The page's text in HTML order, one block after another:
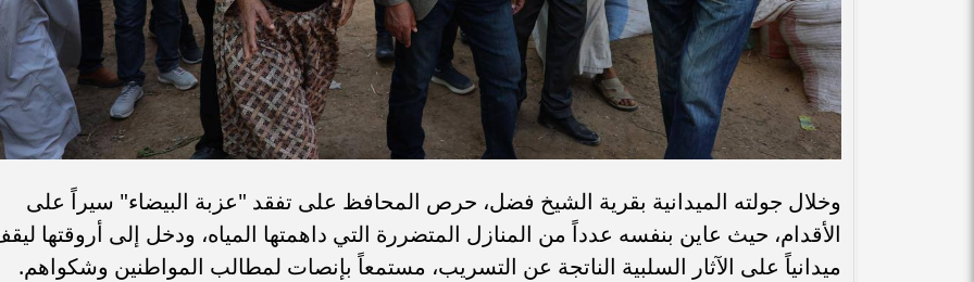
وخلال جولته الميدانية بقرية الشيخ فضل، حرص المحافظ على تفقد "عزبة البيضاء" سيراً على
الأقدام، حيث عاين بنفسه عدداً من المنازل المتضررة التي داهمتها المياه، ودخل إلى أروقتها
ميدانياً على الآثار السلبية الناتجة عن التسريب، مستمعاً بإنصات لمطالب المواطنين وشكواهم.